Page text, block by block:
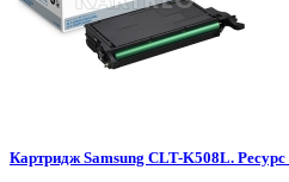
Картридж Samsung CLT-K508L. Ресурс